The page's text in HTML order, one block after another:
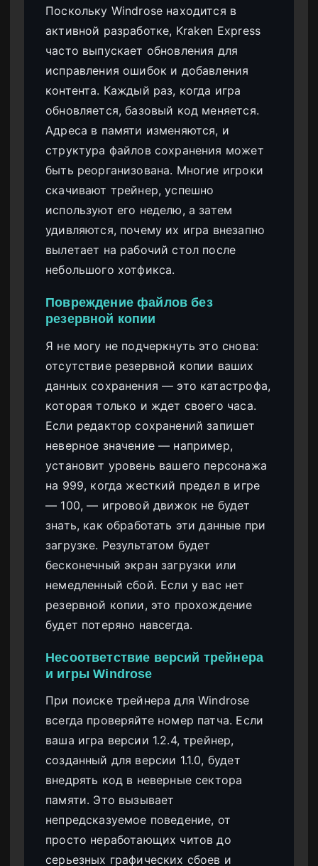
Поскольку Windrose находится в
активной разработке, Kraken Express
часто выпускает обновления для
исправления ошибок и добавления
контента. Каждый раз, когда игра
обновляется, базовый код меняется.
Адреса в памяти изменяются, и
структура файлов сохранения может
быть реорганизована. Многие игроки
скачивают трейнер, успешно
используют его неделю, а затем
удивляются, почему их игра внезапно
вылетает на рабочий стол после
небольшого хотфикса.
Повреждение файлов без
резервной копии
Я не могу не подчеркнуть это снова:
отсутствие резервной копии ваших
данных сохранения — это катастрофа,
которая только и ждет своего часа.
Если редактор сохранений запишет
неверное значение — например,
установит уровень вашего персонажа
на 999, когда жесткий предел в игре
— 100, — игровой движок не будет
знать, как обработать эти данные при
загрузке. Результатом будет
бесконечный экран загрузки или
немедленный сбой. Если у вас нет
резервной копии, это прохождение
будет потеряно навсегда.
Несоответствие версий трейнера
и игры Windrose
При поиске трейнера для Windrose
всегда проверяйте номер патча. Если
ваша игра версии 1.2.4, трейнер,
созданный для версии 1.1.0, будет
внедрять код в неверные сектора
памяти. Это вызывает
непредсказуемое поведение, от
просто неработающих читов до
серьезных графических сбоев и